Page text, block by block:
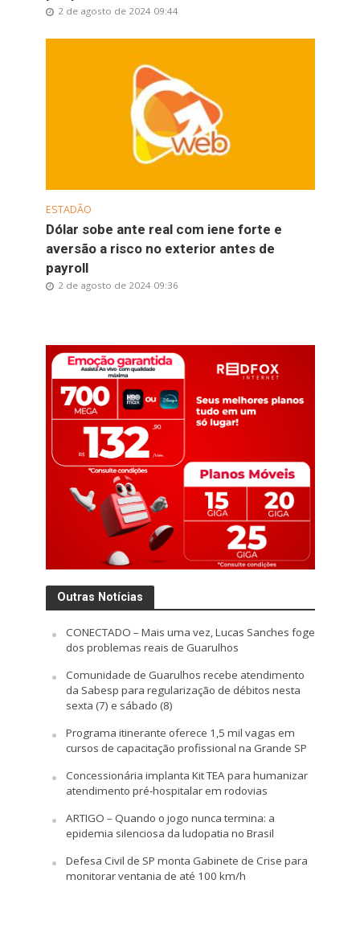
2 de agosto de 2024 09:44
ESTADÃO
Dólar sobe ante real com iene forte e
aversão a risco no exterior antes de
payroll
2 de agosto de 2024 09:36
Outras Notícias
CONECTADO – Mais uma vez, Lucas Sanches foge
dos problemas reais de Guarulhos
Comunidade de Guarulhos recebe atendimento
da Sabesp para regularização de débitos nesta
sexta (7) e sábado (8)
Programa itinerante oferece 1,5 mil vagas em
cursos de capacitação profissional na Grande SP
Concessionária implanta Kit TEA para humanizar
atendimento pré-hospitalar em rodovias
ARTIGO – Quando o jogo nunca termina: a
epidemia silenciosa da ludopatia no Brasil
Defesa Civil de SP monta Gabinete de Crise para
monitorar ventania de até 100 km/h